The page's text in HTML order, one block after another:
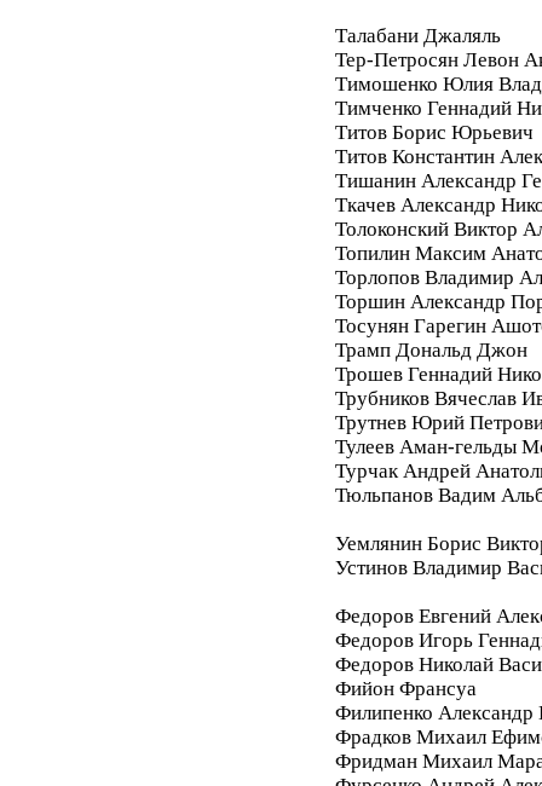
Талабани Джаляль
Тер-Петросян Левон
Тимошенко Юлия
Тимченко Геннадий
Титов Борис Юрьевич
Титов Константин
Тишанин Александр
Ткачев Александр
Толоконский Виктор
Топилин Максим
Торлопов Владимир
Торшин Александр
Тосунян Гарегин
Трамп Дональд Джон
Трошев Геннадий
Трубников Вячеслав
Трутнев Юрий
Тулеев Аман-гельды
Турчак Андрей
Тюльпанов Вадим
Уемлянин Борис
Устинов Владимир
Федоров Евгений
Федоров Игорь
Федоров Николай
Фийон Франсуа
Филипенко Александр
Фрадков Михаил
Фридман Михаил